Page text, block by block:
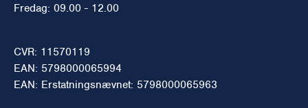
Fredag: 09.00 - 12.00
CVR: 11570119
EAN: 5798000065994
EAN: Erstatningsnævnet: 5798000065963